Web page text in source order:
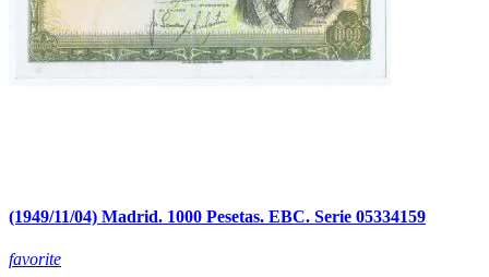
(1949/11/04) Madrid. 1000 Pesetas. EBC. Serie 05334159
favorite